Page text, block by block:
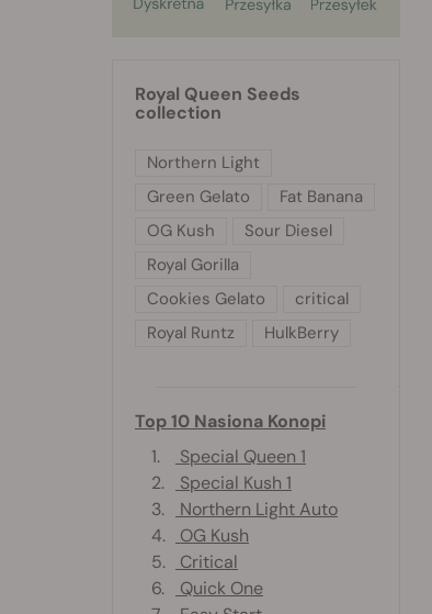
Royal Queen Seeds
collection
Northern Light
Green Gelato
Fat Banana
OG Kush
Sour Diesel
Royal Gorilla
Cookies Gelato
critical
Royal Runtz
HulkBerry
Top 10 Nasiona Konopi
1.
Special Queen 1
2.
Special Kush 1
3.
Northern Light Auto
4.
OG Kush
5.
Critical
6.
Quick One